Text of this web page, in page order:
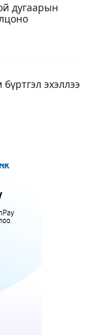
дугаарын
эхэллээ
юуг анхаарах вэ